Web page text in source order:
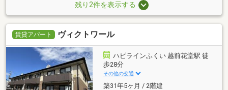
残り2件を表示する
賃貸アパート ヴィクトワール
ハピラインふくい 越前花堂駅 徒
歩28分
その他の交通
築31年5ヶ月 / 2階建